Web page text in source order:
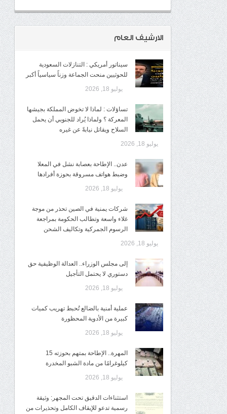
الارشيف العام
سيناتور أمريكي : التنازلات السعودية
للحوثيين منحت الجماعة وزناً سياسياً أكبر
يوليو 18, 2026
تساؤلات : لماذا لا تخوض المملكة بجيشها
المعركة ؟ ولماذا يُراد للجنوبي أن يحمل
السلاح ويقاتل نيابةً عن غيره
يوليو 18, 2026
عدن.. الإطاحة بعصابة نشل في المعلا
وضبط هواتف مسروقة بحوزة أفرادها
يوليو 18, 2026
شركات يمنية في الصين تحذر من موجة
غلاء واسعة وتطالب الحكومة بمراجعة
الرسوم الجمركية وتكاليف الشحن
يوليو 18, 2026
إلى مجلس الوزراء.. العدالة الوظيفية حق
دستوري لا يحتمل التأجيل
يوليو 18, 2026
عملية أمنية بالضالع تُحبط تهريب كميات
كبيرة من الأدوية المحظورة
يوليو 18, 2026
المهرة.. الإطاحة بمتهم بحوزته 15
كيلوغرامًا من مادة الشبو المخدرة
يوليو 18, 2026
استثناءات الدقيق تحت المجهر: وثيقة
رسمية تدعو للإيقاف الكامل وتحذيرات من